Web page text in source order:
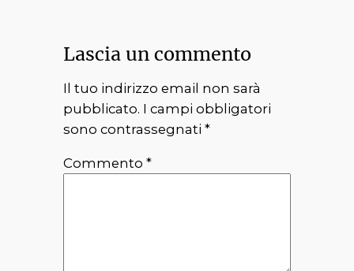
Lascia un commento
Il tuo indirizzo email non sarà
pubblicato. I campi obbligatori
sono contrassegnati *
Commento *